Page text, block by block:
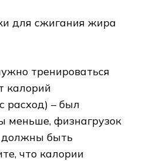
тренироваться
калорий
расход) – был
меньше, физнагрузок
быть
что калории